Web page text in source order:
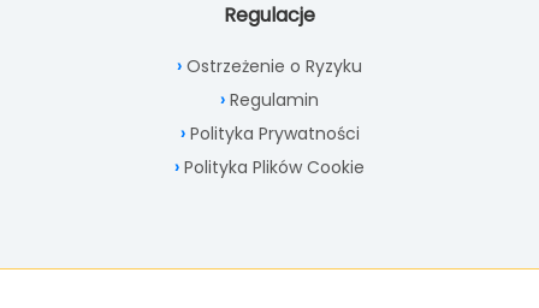
Regulacje
Ostrzeżenie o Ryzyku
Regulamin
Polityka Prywatności
Polityka Plików Cookie